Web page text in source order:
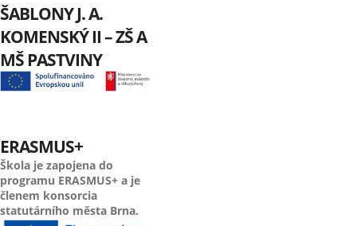
ŠABLONY J. A.
KOMENSKÝ II – ZŠ A
MŠ PASTVINY
ERASMUS+
Škola je zapojena do
programu ERASMUS+ a je
členem konsorcia
statutárního města Brna.